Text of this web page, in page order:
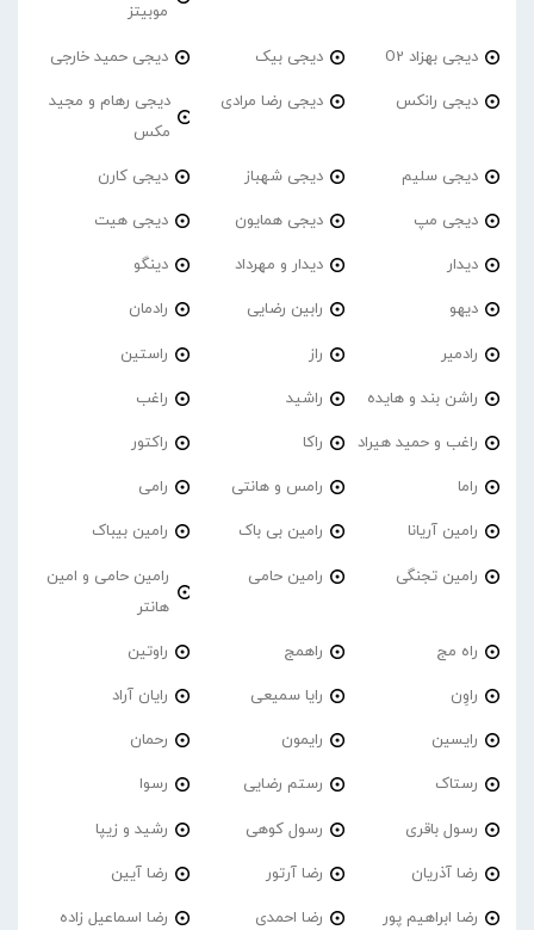
موبیتز
دیجی بهزاد O2 دیجی بیک دیجی حمید خارجی
دیجی رانکس دیجی رضا مرادی
دیجی رهام و مجید
مکس
دیجی سلیم دیجی شهباز دیجی کارن
دیجی مپ دیجی همایون دیجی هیت
دیدار دیدار و مهرداد دینگو
دیهو رابین رضایی رادمان
رادمیر راز راستین
راشن بند و هایده راشید راغب
راغب و حمید هیراد راکا راکتور
راما رامس و هانتی رامی
رامین آریانا رامین بی باک رامین بیباک
رامین تجنگی رامین حامی
رامین حامی و امین
هانتر
راه مج راهمج راوتین
راوِن رایا سمیعی رایان آراد
رایسین رایمون رحمان
رستاک رستم رضایی رسوا
رسول باقری رسول کوهی رشید و زیپا
رضا آذریان رضا آرتور رضا آیین
رضا ابراهیم پور رضا احمدی رضا اسماعیل زاده